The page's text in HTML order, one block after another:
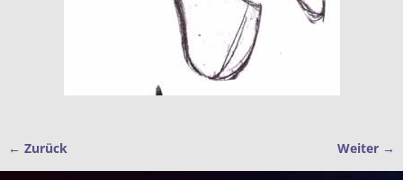
Bilder-Navigation
← Zurück Weiter →